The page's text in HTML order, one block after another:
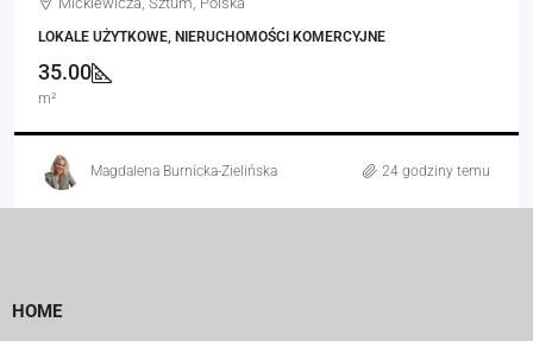
LOKALE UŻYTKOWE, NIERUCHOMOŚCI KOMERCYJNE
35.00
m²
Magdalena Burnicka-Zielińska 24 godziny temu
HOME